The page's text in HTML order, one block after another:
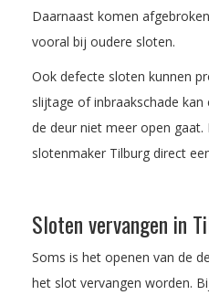
Daarnaast komen
vooral bij oudere sloten.
Ook defecte sloten kunnen
slijtage of inbraakschade
de deur niet meer open gaat.
slotenmaker Tilburg direct
Sloten vervangen in
Soms is het openen van de
het slot vervangen worden.